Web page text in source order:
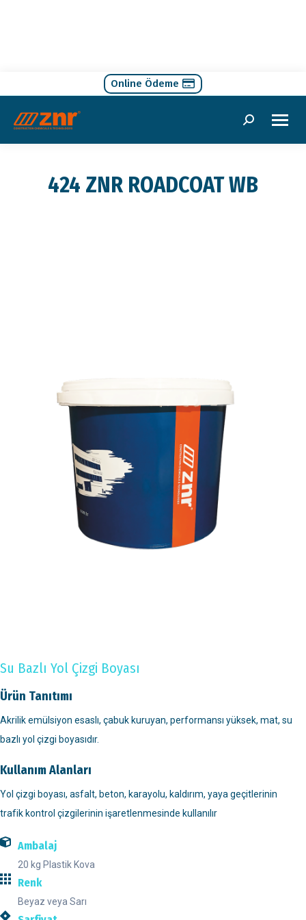
Online Ödeme
Search:
424 ZNR ROADCOAT WB
Su Bazlı Yol Çizgi Boyası
Ürün Tanıtımı
Akrilik emülsiyon esaslı, çabuk kuruyan, performansı yüksek, mat, su
bazlı yol çizgi boyasıdır.
Kullanım Alanları
Yol çizgi boyası, asfalt, beton, karayolu, kaldırım, yaya geçitlerinin
trafik kontrol çizgilerinin işaretlenmesinde kullanılır
Ambalaj
20 kg Plastik Kova
Renk
Beyaz veya Sarı